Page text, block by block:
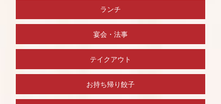
ランチ
宴会・法事
テイクアウト
お持ち帰り餃子